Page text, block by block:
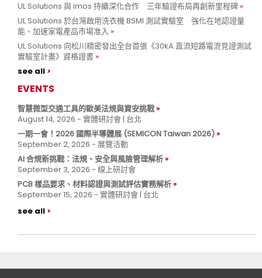
UL Solutions 與 imos 持續深化合作 三年驗證布局再創新里程碑
UL Solutions 於台灣啟用洗衣機 BSMI 測試實驗室 強化在地認證量
能、加速家電產品市場准入
UL Solutions 向松川精密發出全台首張《30kA 直流短路電流見證測試
實驗室計畫》資格證書
see all
EVENTS
智慧微型交通工具的歐美法規與資安挑戰
August 14, 2026 - 實體研討會 | 台北
一期一會！2026 國際半導體展 (SEMICON Taiwan 2026)
September 2, 2026 - 展覽活動
AI 合規新挑戰：法規、安全與風險管理解析
September 3, 2026 - 線上研討會
PCB 樣品要求、材料認證與測試評估實務解析
September 15, 2026 - 實體研討會 | 台北
see all